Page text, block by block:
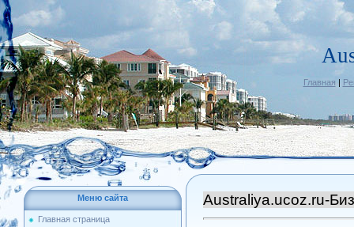
Главная |
Меню сайта
Главная страница
Australiya.ucoz.ru-